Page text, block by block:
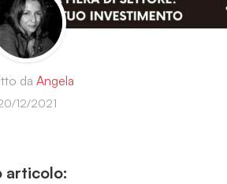
da Angela
12/2021
articolo: